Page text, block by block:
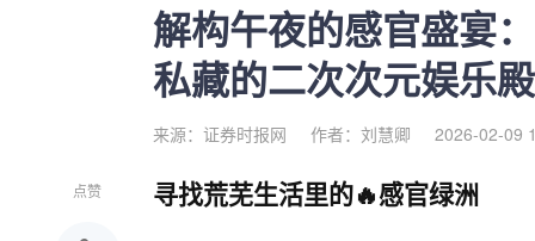
解构午夜的感官盛宴
私藏的二次次元娱乐
来源：证券时报网 作者：刘慧卿 2026-02-09
点赞 寻找荒芜生活里的🔥感官绿洲